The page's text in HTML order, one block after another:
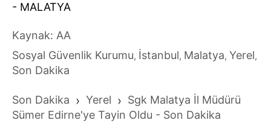
- MALATYA
Kaynak: AA
Sosyal Güvenlik Kurumu, İstanbul, Malatya, Yerel,
Son Dakika
Son Dakika › Yerel › Sgk Malatya İl Müdürü
Sümer Edirne'ye Tayin Oldu - Son Dakika